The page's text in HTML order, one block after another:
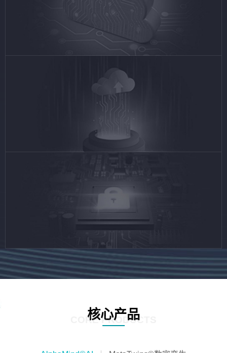
核心产品
CORE PRODUCTS